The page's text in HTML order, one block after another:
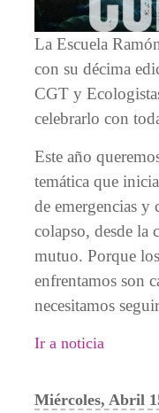
La Escuela
con su décima
CGT y
celebrarlo con
Este año
temática que
de emergencias y
colapso, desde la
mutuo. Porque
enfrentamos son
necesitamos
Ir a noticia
Miércoles, Abril